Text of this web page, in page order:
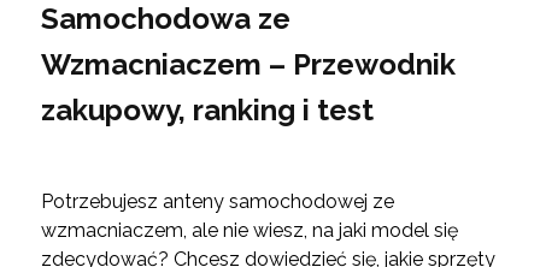
Samochodowa ze
Wzmacniaczem – Przewodnik
zakupowy, ranking i test
Potrzebujesz anteny samochodowej ze
wzmacniaczem, ale nie wiesz, na jaki model się
zdecydować? Chcesz dowiedzieć się, jakie sprzęty